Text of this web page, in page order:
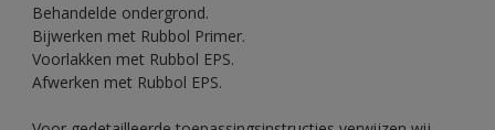
Behandelde ondergrond.
Bijwerken met Rubbol Primer.
Voorlakken met Rubbol EPS.
Afwerken met Rubbol EPS.